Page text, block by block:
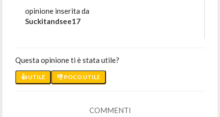
opinione inserita da
Suckitandsee17
Questa opinione ti è stata utile?
👍 UTILE 👎 POCO UTILE
COMMENTI